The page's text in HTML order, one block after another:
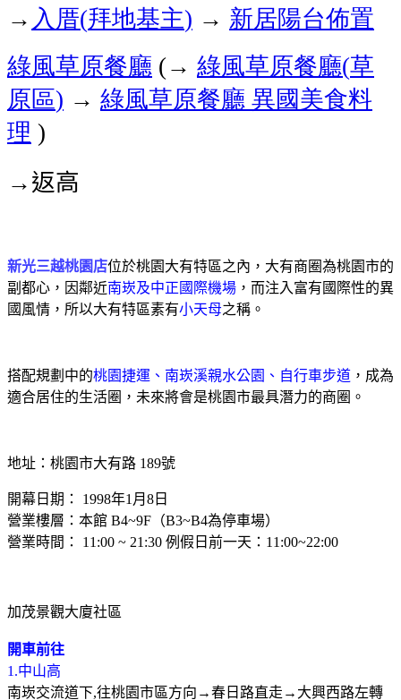
→ 入厝(拜地基主) → 新居陽台佈置
綠風草原餐廳 (→ 綠風草原餐廳(草
原區) → 綠風草原餐廳異國美食料
理 )
→返高
新光三越桃園店位於桃園大有特區之內，大有商圈為桃園市的
副都心，因鄰近南崁及中正國際機場 ，而注入富有國際性的異
國風情，所以大有特區素有小天母之稱。
搭配規劃中的桃園捷運、南崁溪親水公園、自行車步道 ，成為
適合居住的生活圈，未來將會是桃園市最具潛力的商圈。
地址：桃園市大有路 189號
開幕日期： 1998年1 月 8 日
營業樓層：本館 B4~9F （B3~B4為停車場）
營業時間：
11:00 ~ 21:30 例假日前一天： 11:00~22:00
加茂景觀大廈社區
開車前往
1.中山高
南崁交流道下,往桃園市區方向 →春日路直走 → 大興西路左轉